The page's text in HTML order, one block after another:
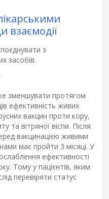
взаємодії
з
засобів.
зменшувати протягом
ефективність живих
вакцин проти кору,
та вітряної віспи. Після
вакцинацією живими
має пройти 3 місяці. У
ефективності
Тому у пацієнтів, яким
перевіряти статус